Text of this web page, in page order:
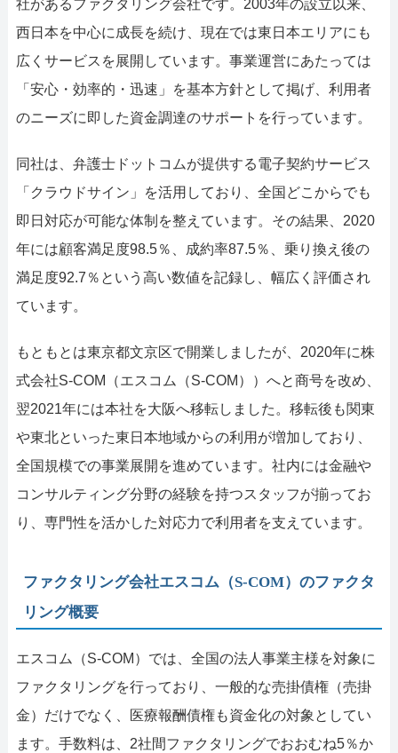
社があるファクタリング会社です。2003年の設立以来、
西日本を中心に成長を続け、現在では東日本エリアにも
広くサービスを展開しています。事業運営にあたっては
「安心・効率的・迅速」を基本方針として掲げ、利用者
のニーズに即した資金調達のサポートを行っています。
同社は、弁護士ドットコムが提供する電子契約サービス
「クラウドサイン」を活用しており、全国どこからでも
即日対応が可能な体制を整えています。その結果、2020
年には顧客満足度98.5％、成約率87.5％、乗り換え後の
満足度92.7％という高い数値を記録し、幅広く評価され
ています。
もともとは東京都文京区で開業しましたが、2020年に株
式会社S-COM（エスコム（S-COM））へと商号を改め、
翌2021年には本社を大阪へ移転しました。移転後も関東
や東北といった東日本地域からの利用が増加しており、
全国規模での事業展開を進めています。社内には金融や
コンサルティング分野の経験を持つスタッフが揃ってお
り、専門性を活かした対応力で利用者を支えています。
ファクタリング会社エスコム（S-COM）のファクタ
リング概要
エスコム（S-COM）では、全国の法人事業主様を対象に
ファクタリングを行っており、一般的な売掛債権（売掛
金）だけでなく、医療報酬債権も資金化の対象としてい
ます。手数料は、2社間ファクタリングでおおむね5％か